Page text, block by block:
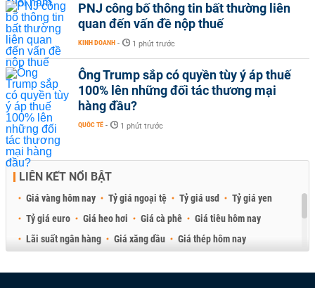
PNJ công bố thông tin bất thường liên
quan đến vấn đề nộp thuế
KINH DOANH - 1 phút trước
Ông Trump sắp có quyền tùy ý áp thuế
100% lên những đối tác thương mại
hàng đầu?
QUỐC TẾ - 1 phút trước
LIÊN KẾT NỔI BẬT
Giá vàng hôm nay Tỷ giá ngoại tệ Tỷ giá usd
Tỷ giá yen
Tỷ giá euro
Giá heo hơi Giá cà phê
Giá tiêu hôm nay
Lãi suất ngân hàng
Giá xăng dầu
Giá thép hôm nay